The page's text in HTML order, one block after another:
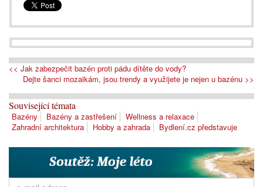
<< Jak zabezpečit bazén proti pádu dítěte do vody?
Dejte šanci mozaikám, jsou trendy a využijete je nejen u bazénu >>
Související témata
Bazény Bazény a zastřešení
Wellness a relaxace
Zahradní architektura
Hobby a zahrada Bydlení.cz představuje